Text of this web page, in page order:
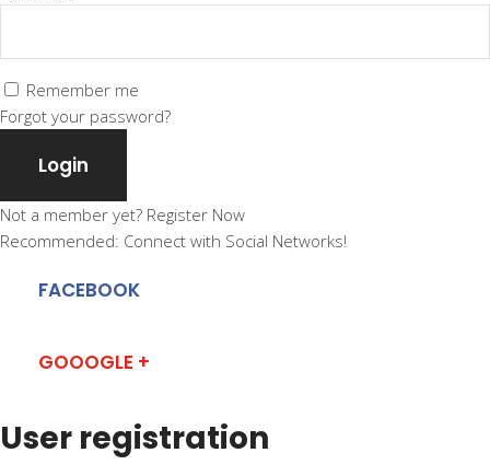
Remember me
Forgot your password?
Login
Not a member yet? Register Now
Recommended: Connect with Social Networks!
FACEBOOK
GOOOGLE +
User registration